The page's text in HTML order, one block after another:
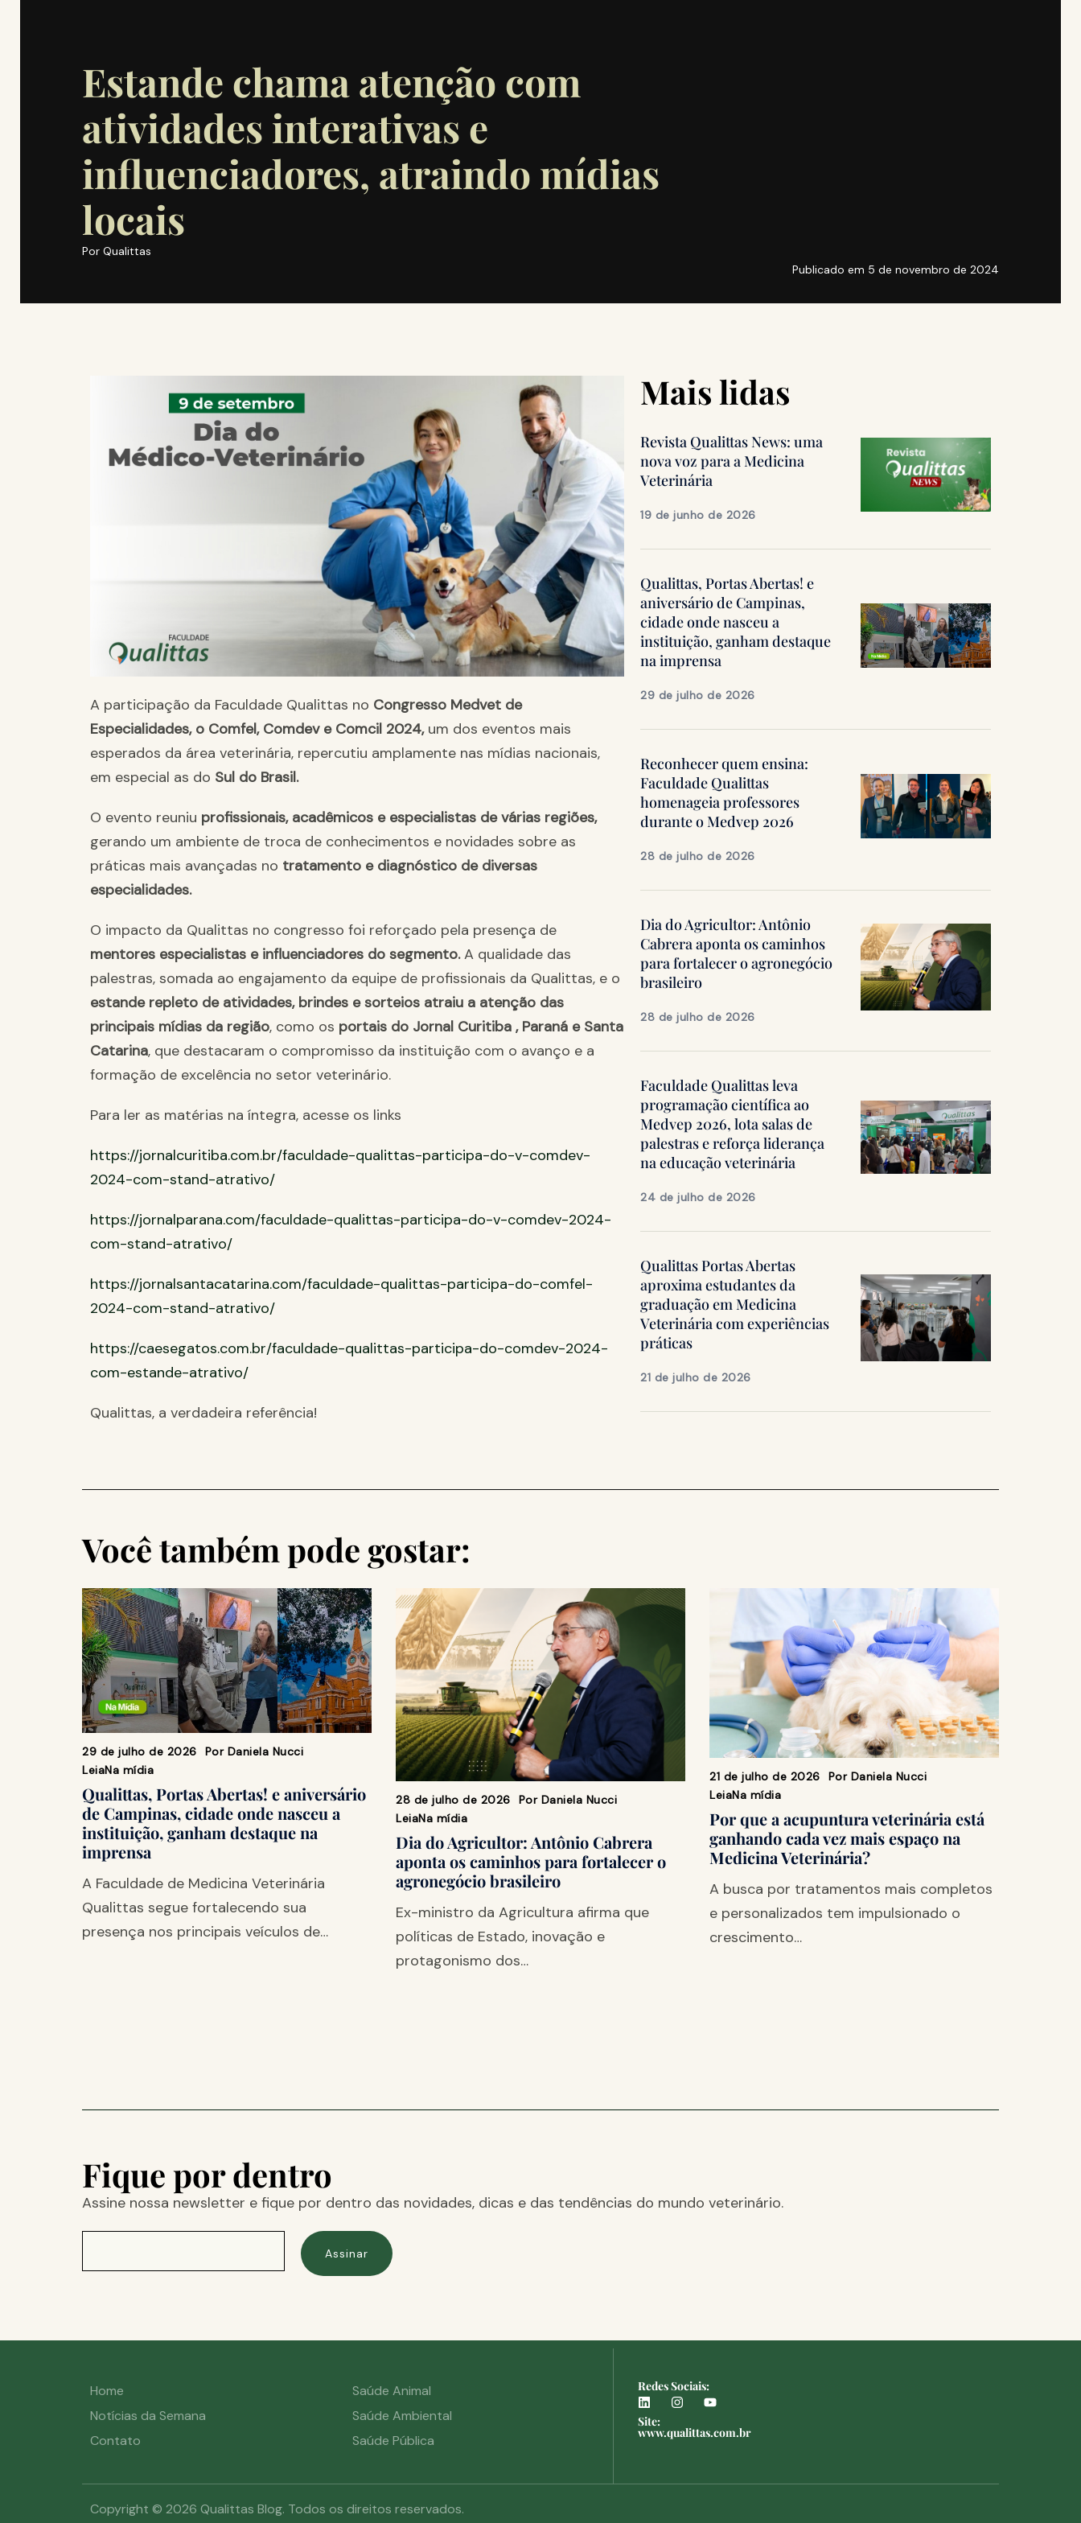
Estande chama atenção com
atividades interativas e
influenciadores, atraindo mídias
locais
Por Qualittas
Publicado em 5 de novembro de 2024
A participação da Faculdade Qualittas no Congresso Medvet de
Especialidades, o Comfel, Comdev e Comcil 2024, um dos eventos mais
esperados da área veterinária, repercutiu amplamente nas mídias nacionais,
em especial as do Sul do Brasil.
O evento reuniu profissionais, acadêmicos e especialistas de várias regiões,
gerando um ambiente de troca de conhecimentos e novidades sobre as
práticas mais avançadas no tratamento e diagnóstico de diversas
especialidades.
O impacto da Qualittas no congresso foi reforçado pela presença de
mentores especialistas e influenciadores do segmento.A qualidade das
palestras, somada ao engajamento da equipe de profissionais da Qualittas, e o
estande repleto de atividades, brindes e sorteios atraiu a atenção das
principais mídias da região, como os portais do Jornal Curitiba , Paraná e Santa
Catarina, que destacaram o compromisso da instituição com o avanço e a
formação de excelência no setor veterinário.
Para ler as matérias na íntegra, acesse os links
https://jornalcuritiba.com.br/faculdade-qualittas-participa-do-v-comdev-
2024-com-stand-atrativo/
https://jornalparana.com/faculdade-qualittas-participa-do-v-comdev-2024-
com-stand-atrativo/
https://jornalsantacatarina.com/faculdade-qualittas-participa-do-comfel-
2024-com-stand-atrativo/
https://caesegatos.com.br/faculdade-qualittas-participa-do-comdev-2024-
com-estande-atrativo/
Qualittas, a verdadeira referência!
Mais lidas
Revista Qualittas News: uma
nova voz para a Medicina
Veterinária
19 de junho de 2026
Qualittas, Portas Abertas! e
aniversário de Campinas,
cidade onde nasceu a
instituição, ganham destaque
na imprensa
29 de julho de 2026
Reconhecer quem ensina:
Faculdade Qualittas
homenageia professores
durante o Medvep 2026
28 de julho de 2026
Dia do Agricultor: Antônio
Cabrera aponta os caminhos
para fortalecer o agronegócio
brasileiro
28 de julho de 2026
Faculdade Qualittas leva
programação científica ao
Medvep 2026, lota salas de
palestras e reforça liderança
na educação veterinária
24 de julho de 2026
Qualittas Portas Abertas
aproxima estudantes da
graduação em Medicina
Veterinária com experiências
práticas
21 de julho de 2026
Você também pode gostar:
29 de julho de 2026 Por Daniela Nucci
LeiaNa mídia
Qualittas, Portas Abertas! e aniversário
de Campinas, cidade onde nasceu a
instituição, ganham destaque na
imprensa
A Faculdade de Medicina Veterinária
Qualittas segue fortalecendo sua
presença nos principais veículos de…
28 de julho de 2026 Por Daniela Nucci
LeiaNa mídia
Dia do Agricultor: Antônio Cabrera
aponta os caminhos para fortalecer o
agronegócio brasileiro
Ex-ministro da Agricultura afirma que
políticas de Estado, inovação e
protagonismo dos…
21 de julho de 2026 Por Daniela Nucci
LeiaNa mídia
Por que a acupuntura veterinária está
ganhando cada vez mais espaço na
Medicina Veterinária?
A busca por tratamentos mais completos
e personalizados tem impulsionado o
crescimento…
Fique por dentro
Assine nossa newsletter e fique por dentro das novidades, dicas e das tendências do mundo veterinário.
Assinar
Home
Notícias da Semana
Contato
Saúde Animal
Saúde Ambiental
Saúde Pública
Redes Sociais:
Site:
www.qualittas.com.br
Copyright © 2026 Qualittas Blog. Todos os direitos reservados.